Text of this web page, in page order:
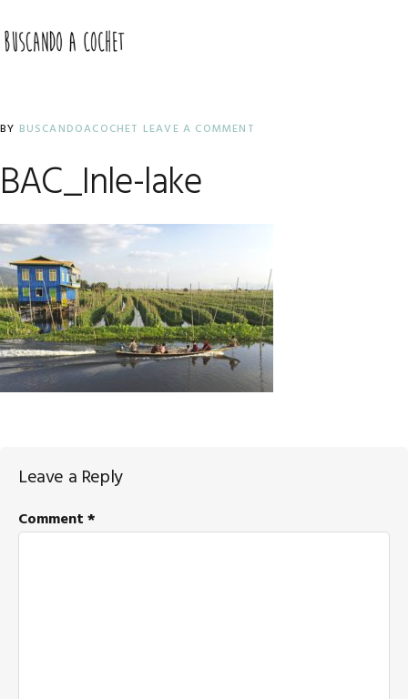
to
primary
to
main
to
primary
BY BUSCANDOACOCHET LEAVE A COMMENT
BAC_Inle-lake
Reader
Interactions
Leave a Reply
Comment*